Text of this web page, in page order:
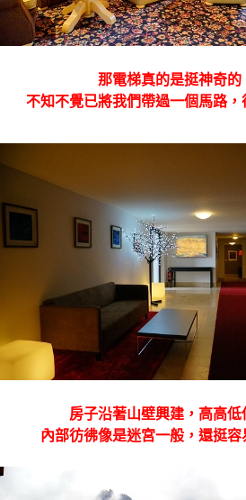
那電梯真的是挺神奇的
不知不覺已將我們帶過一個馬路，
房子沿著山壁興建，高高低
內部彷彿像是迷宮一般，還挺容